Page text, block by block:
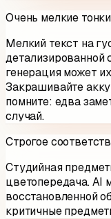
Очень мелкие
Мелкий текст на
генерация может
Закрашивайте
помните: едва
случай.
Строгое
Студийная
цветопередача. AI
восстановленной
критичные